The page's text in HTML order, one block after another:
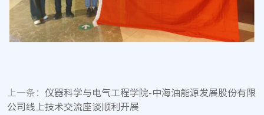
上一条： 仪器科学与电气工程学院-中海油能源发展股份有限
公司线上技术交流座谈顺利开展